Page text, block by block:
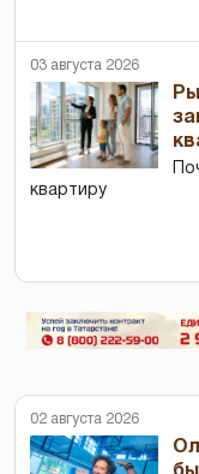
03 августа 2026
квартиру
02 августа 2026